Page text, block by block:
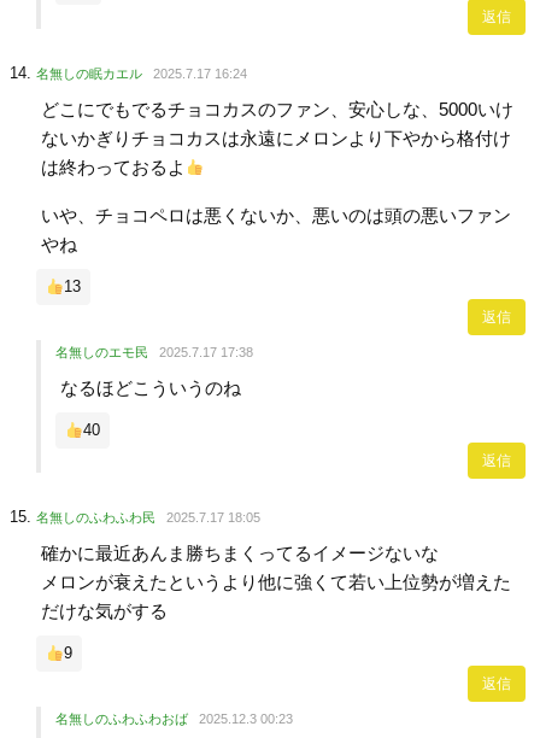
返信
名無しの眠カエル 2025.7.17 16:24
どこにでもでるチョコカスのファン、安心しな、5000いけ
ないかぎりチョコカスは永遠にメロンより下やから格付け
は終わっておるよ
いや、チョコペロは悪くないか、悪いのは頭の悪いファン
やね
13
返信
名無しのエモ民 2025.7.17 17:38
なるほどこういうのね
40
返信
名無しのふわふわ民 2025.7.17 18:05
確かに最近あんま勝ちまくってるイメージないな
メロンが衰えたというより他に強くて若い上位勢が増えた
だけな気がする
9
返信
名無しのふわふわおば 2025.12.3 00:23